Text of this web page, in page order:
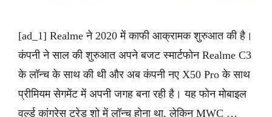
[ad_1] Realme ने 2020 में काफी आक्रामक शुरुआत की है।
कंपनी ने साल की शुरुआत अपने बजट स्मार्टफोन Realme C3
के लॉन्च के साथ की थी और अब कंपनी नए X50 Pro के साथ
प्रीमियम सेगमेंट में अपनी जगह बना रही है। यह फोन मोबाइल
वर्ल्ड कांग्रेस ट्रेड शो में लॉन्च होना था, लेकिन MWC …